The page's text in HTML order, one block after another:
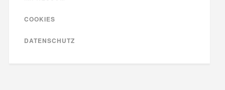
COOKIES
DATENSCHUTZ